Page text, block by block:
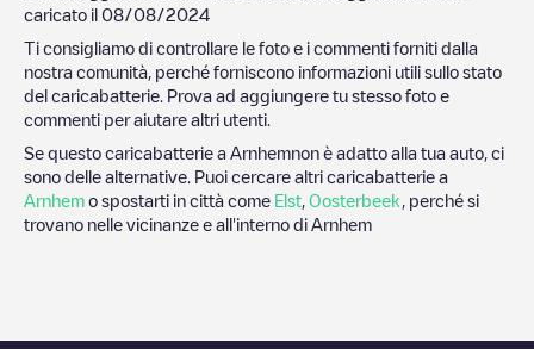
caricato il 08/08/2024
Ti consigliamo di controllare le foto e i commenti forniti dalla
nostra comunità, perché forniscono informazioni utili sullo stato
del caricabatterie. Prova ad aggiungere tu stesso foto e
commenti per aiutare altri utenti.
Se questo caricabatterie a Arnhemnon è adatto alla tua auto, ci
sono delle alternative. Puoi cercare altri caricabatterie a
Arnhem o spostarti in città come Elst Oosterbeek
, perché si
trovano nelle vicinanze e all'interno di Arnhem